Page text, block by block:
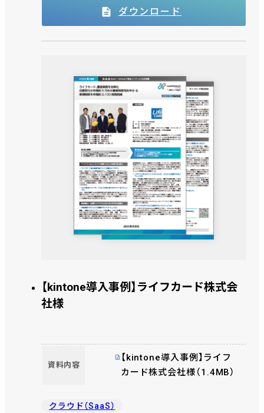
ダウンロード
【kintone導入事例】ライフカード株式会
社様
資料内容
【kintone導入事例】ライフ
カード株式会社様（1.4MB）
クラウド（SaaS）